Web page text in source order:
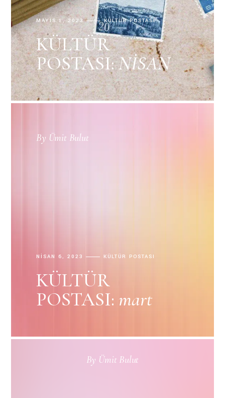
MAYIS 1, 2023 KÜLTÜR POSTASI
KÜLTÜR
POSTASI:NISAN
By Ümit Bulut
NISAN 6, 2023 KÜLTÜR POSTASI
KÜLTÜR
POSTASI: mart
By Ümit Bulut